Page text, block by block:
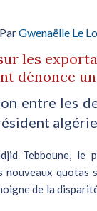
Gwenaëlle Le
les
dénonce
entre les
Tebboune, le
nouveaux quotas
de la